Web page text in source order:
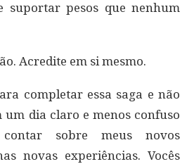
suportar pesos que nenhum
Acredite em si mesmo.
completar essa saga e não
um dia claro e menos confuso
sobre meus novos
novas experiências. Vocês